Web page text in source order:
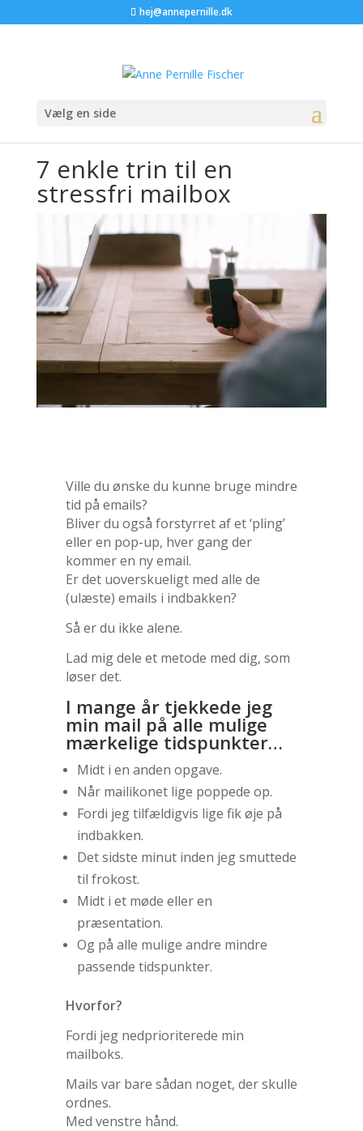
hej@annepernille.dk
Vælg en side
7 enkle trin til en
stressfri mailbox
Ville du ønske du kunne bruge mindre
tid på emails?
Bliver du også forstyrret af et ‘pling’
eller en pop-up, hver gang der
kommer en ny email.
Er det uoverskueligt med alle de
(ulæste) emails i indbakken?
Så er du ikke alene.
Lad mig dele et metode med dig, som
løser det.
I mange år tjekkede jeg
min mail på alle mulige
mærkelige tidspunkter…
Midt i en anden opgave.
Når mailikonet lige poppede op.
Fordi jeg tilfældigvis lige fik øje på
indbakken.
Det sidste minut inden jeg smuttede
til frokost.
Midt i et møde eller en
præsentation.
Og på alle mulige andre mindre
passende tidspunkter.
Hvorfor?
Fordi jeg nedprioriterede min
mailboks.
Mails var bare sådan noget, der skulle
ordnes.
Med venstre hånd.